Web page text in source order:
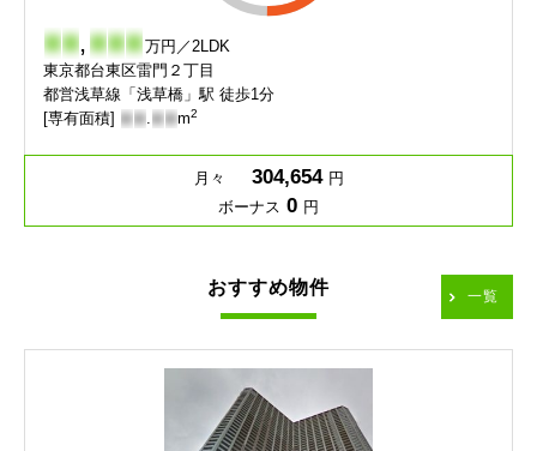
- - ,- - - 万円／2LDK
東京都台東区雷門２丁目
都営浅草線「浅草橋」駅 徒歩1分
[専有面積] - - .- - m2
月々 304,654 円
ボーナス 0 円
おすすめ物件 一覧